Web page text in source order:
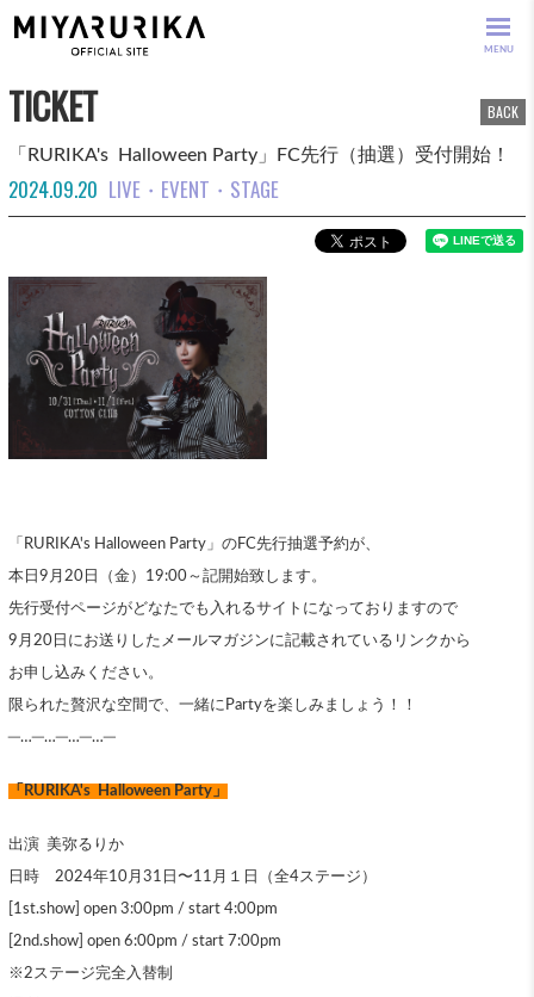
MENU
TICKET BACK
「RURIKA's Halloween Party」FC先行（抽選）受付開始！
2024.09.20 LIVE・EVENT・STAGE
「RURIKA's Halloween Party」のFC先行抽選予約が、
本日9月20日（金）19:00～記開始致します。
先行受付ページがどなたでも入れるサイトになっておりますので
9月20日にお送りしたメールマガジンに記載されているリンクから
お申し込みください。
限られた贅沢な空間で、一緒にPartyを楽しみましょう！！
─…─…─…─…─
「RURIKA's Halloween Party」
出演 美弥るりか
日時 2024年10月31日〜11月１日（全4ステージ）
[1st.show] open 3:00pm / start 4:00pm
[2nd.show] open 6:00pm / start 7:00pm
※2ステージ完全入替制